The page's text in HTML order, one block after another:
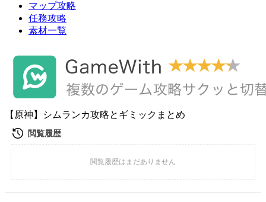
マップ攻略
任務攻略
素材一覧
【原神】シムランカ攻略とギミックまとめ